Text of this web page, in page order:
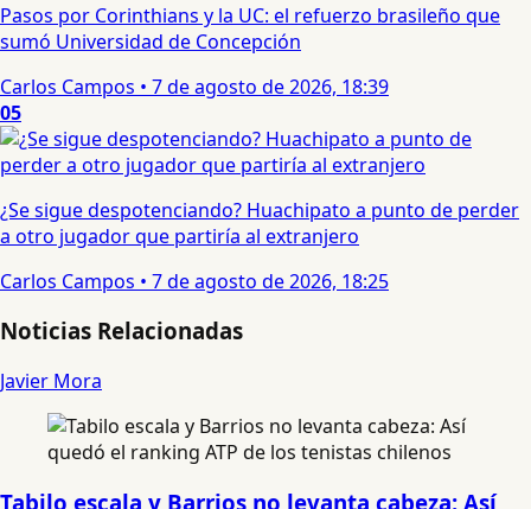
Pasos por Corinthians y la UC: el refuerzo brasileño que
sumó Universidad de Concepción
Carlos Campos • 7 de agosto de 2026, 18:39
05
¿Se sigue despotenciando? Huachipato a punto de perder
a otro jugador que partiría al extranjero
Carlos Campos • 7 de agosto de 2026, 18:25
Noticias Relacionadas
Javier Mora
Tabilo escala y Barrios no levanta cabeza: Así